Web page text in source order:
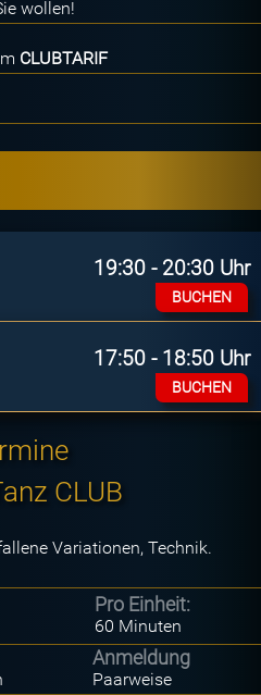
wollen!
CLUBTARIF
19:30 - 20:30 Uhr
BUCHEN
17:50 - 18:50 Uhr
BUCHEN
CLUB
Variationen, Technik.
Pro Einheit:
60 Minuten
Anmeldung
Paarweise